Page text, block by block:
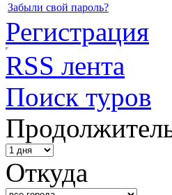
Забыли свой пароль?
Регистрация
RSS лента
Поиск туров
Откуда